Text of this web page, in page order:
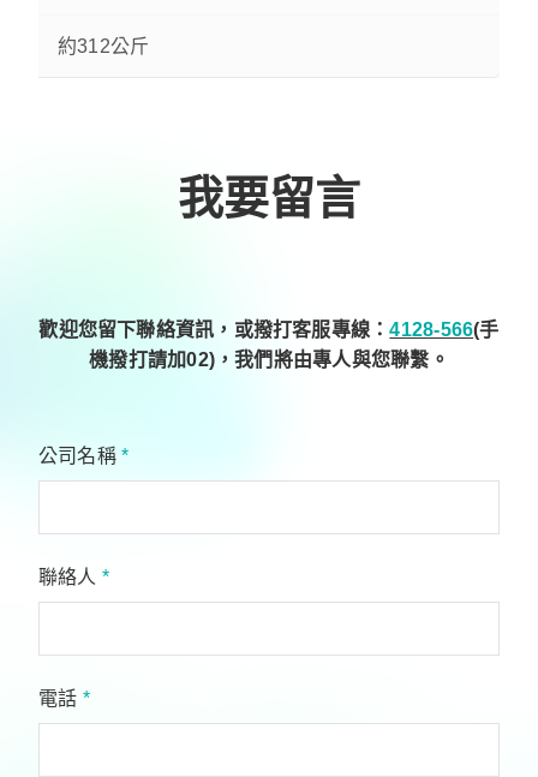
約312公斤
我要留言
歡迎您留下聯絡資訊，或撥打客服專線：4128-566(手
機撥打請加02)，我們將由專人與您聯繫。
公司名稱*
聯絡人 *
電話 *